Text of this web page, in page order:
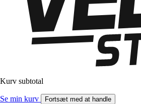
Kurv subtotal
Se min kurv Fortsæt med at handle